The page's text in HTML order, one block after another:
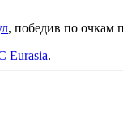
, победив по очкам
Eurasia.